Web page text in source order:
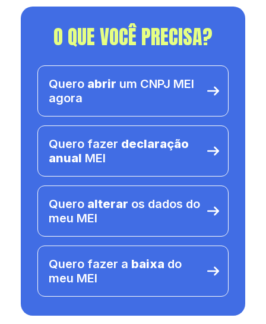
O QUE VOCÊ PRECISA?
Quero abrir um CNPJ MEI
agora
Quero fazer declaração
anual MEI
Quero alterar os dados do
meu MEI
Quero fazer a baixa do
meu MEI